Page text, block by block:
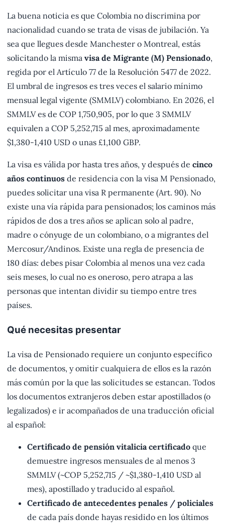
La buena noticia es que Colombia no discrimina por
nacionalidad cuando se trata de visas de jubilación. Ya
sea que llegues desde Manchester o Montreal, estás
solicitando la misma visa de Migrante (M) Pensionado,
regida por el Artículo 77 de la Resolución 5477 de 2022.
El umbral de ingresos es tres veces el salario mínimo
mensual legal vigente (SMMLV) colombiano. En 2026, el
SMMLV es de COP 1,750,905, por lo que 3 SMMLV
equivalen a COP 5,252,715 al mes, aproximadamente
$1,380-1,410 USD o unas £1,100 GBP.
La visa es válida por hasta tres años, y después de cinco
años continuos de residencia con la visa M Pensionado,
puedes solicitar una visa R permanente (Art. 90). No
existe una vía rápida para pensionados; los caminos más
rápidos de dos a tres años se aplican solo al padre,
madre o cónyuge de un colombiano, o a migrantes del
Mercosur/Andinos. Existe una regla de presencia de
180 días: debes pisar Colombia al menos una vez cada
seis meses, lo cual no es oneroso, pero atrapa a las
personas que intentan dividir su tiempo entre tres
países.
Qué necesitas presentar
La visa de Pensionado requiere un conjunto específico
de documentos, y omitir cualquiera de ellos es la razón
más común por la que las solicitudes se estancan. Todos
los documentos extranjeros deben estar apostillados (o
legalizados) e ir acompañados de una traducción oficial
al español:
Certificado de pensión vitalicia certificado que
demuestre ingresos mensuales de al menos 3
SMMLV (~COP 5,252,715 / ~$1,380-1,410 USD al
mes), apostillado y traducido al español.
Certificado de antecedentes penales / policiales
de cada país donde hayas residido en los últimos